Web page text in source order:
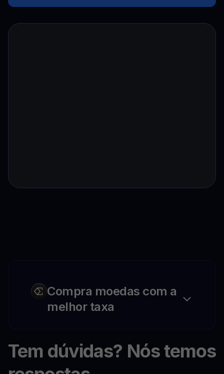
Compra moedas com a
melhor taxa
Tem dúvidas? Nós temos